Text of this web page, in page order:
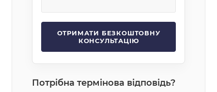
Потрібна термінова відповідь?